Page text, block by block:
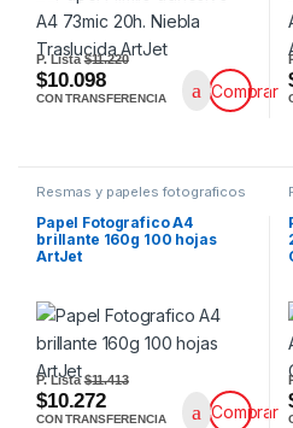
P. Lista$11.220
$10.098
CON TRANSFERENCIA Comprar
Resmas y papeles fotograficos
Papel Fotografico A4
brillante 160g 100 hojas
ArtJet
P. Lista$11.413
$10.272
CON TRANSFERENCIA Comprar